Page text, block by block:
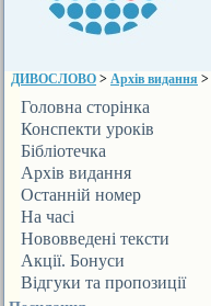
ДИВОСЛОВО > Архів видання >
Головна сторінка
Конспекти уроків
Бібліотечка
ДИВОСЛОВА
Архів видання
Останній номер
На часі
Нововведені тексти
Акції. Бонуси
Відгуки та пропозиції